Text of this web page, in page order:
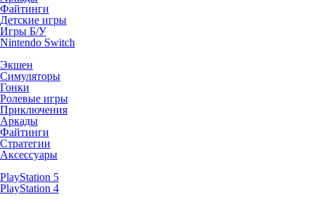
Файтинги
Детские игры
Игры Б/У
Nintendo Switch
Экшен
Симуляторы
Гонки
Ролевые игры
Приключения
Аркады
Файтинги
Стратегии
Аксессуары
PlayStation 5
PlayStation 4